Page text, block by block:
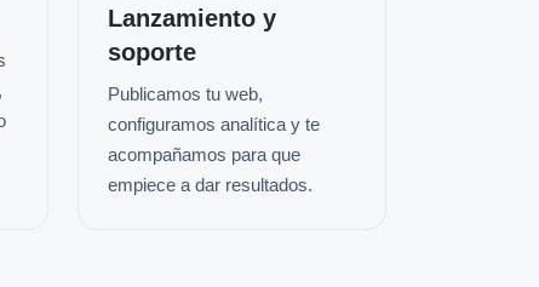
Lanzamiento y
soporte
Publicamos tu web,
configuramos analítica y te
acompañamos para que
empiece a dar resultados.